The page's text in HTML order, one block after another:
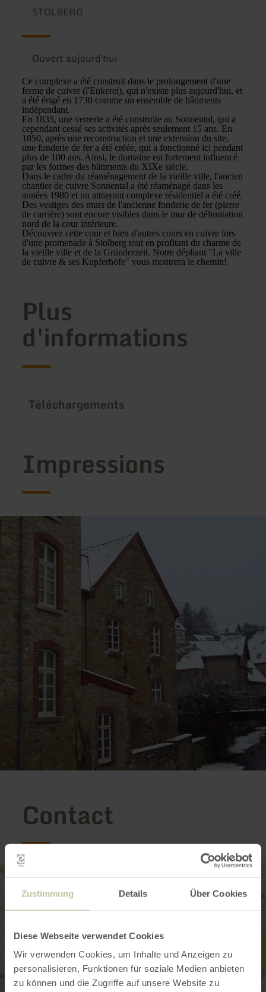
Zustimmung Details Über Cookies
Diese Webseite verwendet Cookies
Wir verwenden Cookies, um Inhalte und Anzeigen zu
personalisieren, Funktionen für soziale Medien anbieten
zu können und die Zugriffe auf unsere Website zu
STOLBERG
Ouvert aujourd'hui
Ce complexe a été construit dans le prolongement d'une
ferme de cuivre (l'Enkerei), qui n'existe plus aujourd'hui, et
a été érigé en 1730 comme un ensemble de bâtiments
indépendant.
En 1835, une verrerie a été construite au Sonnental, qui a
cependant cessé ses activités après seulement 15 ans. En
1850, après une reconstruction et une extension du site,
une fonderie de fer a été créée, qui a fonctionné ici pendant
plus de 100 ans. Ainsi, le domaine est fortement influencé
par les formes des bâtiments du XIXe siècle.
Dans le cadre du réaménagement de la vieille ville, l'ancien
chantier de cuivre Sonnental a été réaménagé dans les
années 1980 et un attrayant complexe résidentiel a été créé.
Des vestiges des murs de l'ancienne fonderie de fer (pierre
de carrière) sont encore visibles dans le mur de délimitation
nord de la cour intérieure.
Découvrez cette cour et bien d'autres cours en cuivre lors
d'une promenade à Stolberg tout en profitant du charme de
la vieille ville et de la Gründerzeit. Notre dépliant "La ville
de cuivre & ses Kupferhöfe" vous montrera le chemin!
Plus
d'informations
Téléchargements
Impressions
Contact